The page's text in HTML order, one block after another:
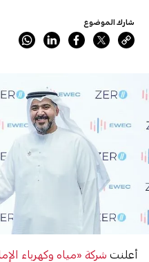
شارك الموضوع
أعلنتشركة «مياه وكهرباء